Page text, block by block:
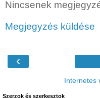
Nincsenek
Megjegyzés küldése
‹
Internetes
Szerzok és szerkesztok